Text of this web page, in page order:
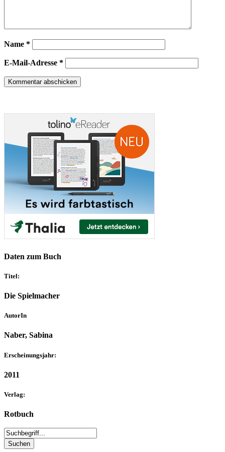
Name *
E-Mail-Adresse *
Daten zum Buch
Titel:
Die Spielmacher
AutorIn
Naber, Sabina
Erscheinungsjahr:
2011
Verlag:
Rotbuch